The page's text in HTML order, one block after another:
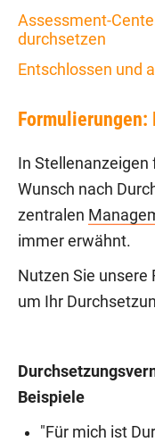
Assessment-
durchsetzen
Entschlossen und
Formulierungen:
In
Wunsch nach
zentralen
immer erwähnt.
Nutzen Sie unsere
um Ihr
Beispiele
"Für mich ist